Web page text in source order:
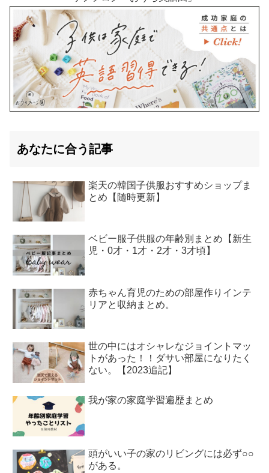
あなたに合う記事
楽天の韓国子供服おすすめショップま
とめ【随時更新】
ベビー服子供服の年齢別まとめ【新生
児・0才・1才・2才・3才頃】
赤ちゃん育児のための部屋作りインテ
リアと収納まとめ。
世の中にはオシャレなジョイントマッ
トがあった！！ダサい部屋になりたく
ない。【2023追記】
我が家の家庭学習遍歴まとめ
頭がいい子の家のリビングには必ず○○
がある。